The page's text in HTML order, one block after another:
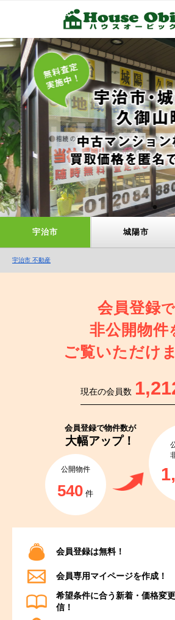
宇治市 城陽市
宇治市 不動産
会員登録で
非公開物件
ご覧いただけ
現在の会員数
会員登録で物件数が
大幅アップ！
公開物件
540 件
会員登録は無料！
会員専用マイページを作成！
希望条件に合う新着・価格変
信！